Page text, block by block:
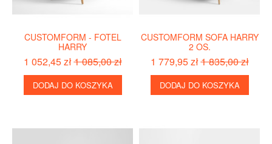
CUSTOMFORM - FOTEL
HARRY
1 052,45 zł1 085,00 zł
DODAJ DO KOSZYKA
CUSTOMFORM SOFA HARRY
2 OS.
1 779,95 zł1 835,00 zł
DODAJ DO KOSZYKA